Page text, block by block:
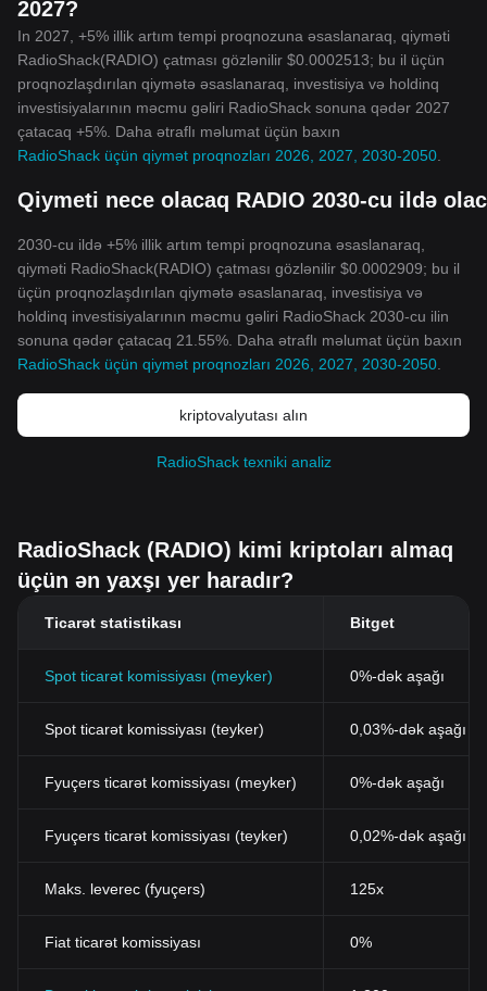
2027?
In 2027, +5% illik artım tempi proqnozuna əsaslanaraq, qiyməti
RadioShack(RADIO) çatması gözlənilir $0.0002513; bu il üçün
proqnozlaşdırılan qiymətə əsaslanaraq, investisiya və holdinq
investisiyalarının məcmu gəliri RadioShack sonuna qədər 2027
çatacaq +5%. Daha ətraflı məlumat üçün baxın
RadioShack üçün qiymət proqnozları 2026, 2027, 2030-2050
Qiymeti nece olacaq RADIO 2030-cu ildə
2030-cu ildə +5% illik artım tempi proqnozuna əsaslanaraq,
qiyməti RadioShack(RADIO) çatması gözlənilir $0.0002909; bu il
üçün proqnozlaşdırılan qiymətə əsaslanaraq, investisiya və
holdinq investisiyalarının məcmu gəliri RadioShack 2030-cu ilin
sonuna qədər çatacaq 21.55%. Daha ətraflı məlumat üçün baxın
RadioShack üçün qiymət proqnozları 2026, 2027, 2030-2050
kriptovalyutası alın
RadioShack texniki analiz
RadioShack (RADIO) kimi kriptoları almaq
üçün ən yaxşı yer haradır?
Ticarət statistikası Bitget
Spot ticarət komissiyası (meyker) 0%-dək aşağı
Spot ticarət komissiyası (teyker) 0,03%-dək aşağı
Fyuçers ticarət komissiyası (meyker) 0%-dək aşağı
Fyuçers ticarət komissiyası (teyker) 0,02%-dək aşağı
Maks. leverec (fyuçers) 125x
Fiat ticarət komissiyası 0%